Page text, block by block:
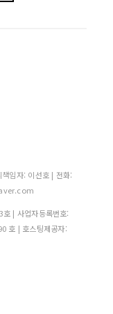
임자: 이선호 | 전화:
| 사업자등록번호:
호 | 호스팅제공자: